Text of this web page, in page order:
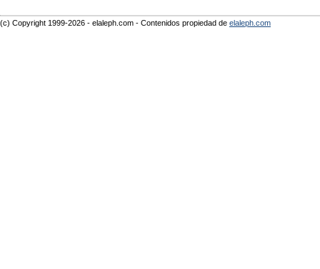
(c) Copyright 1999-2026 - elaleph.com - Contenidos propiedad de elaleph.com